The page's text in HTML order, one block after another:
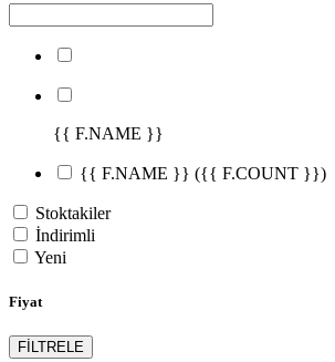
{{ F.NAME }}
{{ F.NAME }} ({{ F.COUNT }})
Stoktakiler
İndirimli
Yeni
Fiyat
FİLTRELE